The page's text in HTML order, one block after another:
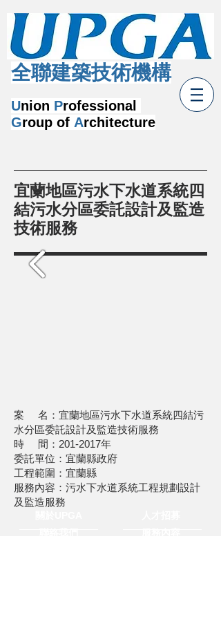
Union Professional
Group of Architecture
​全聯建築技術機構
宜蘭地區污水下水道系統四
結污水分區委託設計及監造
技術服務
案 名：宜蘭地區污水下水道系統四結污
水分區委託設計及監造技術服務
時 間：201-2017年
委託單位：宜蘭縣政府
工程範圍：宜蘭縣
服務內容：污水下水道系統工程規劃設計
及監造服務